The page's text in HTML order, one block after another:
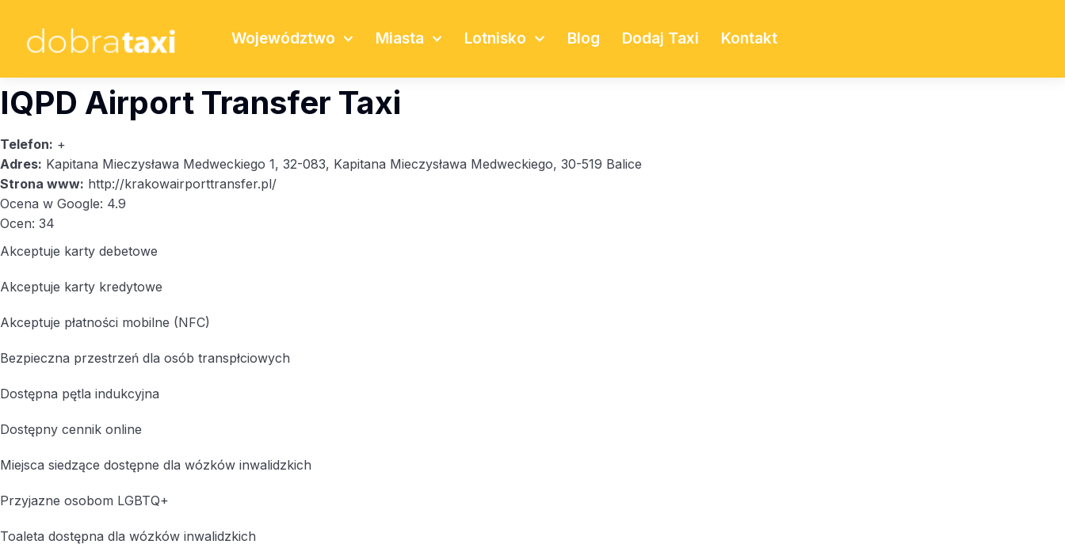
Województwo Miasta Lotnisko Blog Dodaj Taxi Kontakt
IQPD Airport Transfer Taxi
Telefon: +
Adres: Kapitana Mieczysława Medweckiego 1, 32-083, Kapitana Mieczysława Medweckiego, 30-519 Balice
Strona www: http://krakowairporttransfer.pl/
Ocena w Google: 4.9
Ocen: 34
Akceptuje karty debetowe
Akceptuje karty kredytowe
Akceptuje płatności mobilne (NFC)
Bezpieczna przestrzeń dla osób transpłciowych
Dostępna pętla indukcyjna
Dostępny cennik online
Miejsca siedzące dostępne dla wózków inwalidzkich
Przyjazne osobom LGBTQ+
Toaleta dostępna dla wózków inwalidzkich